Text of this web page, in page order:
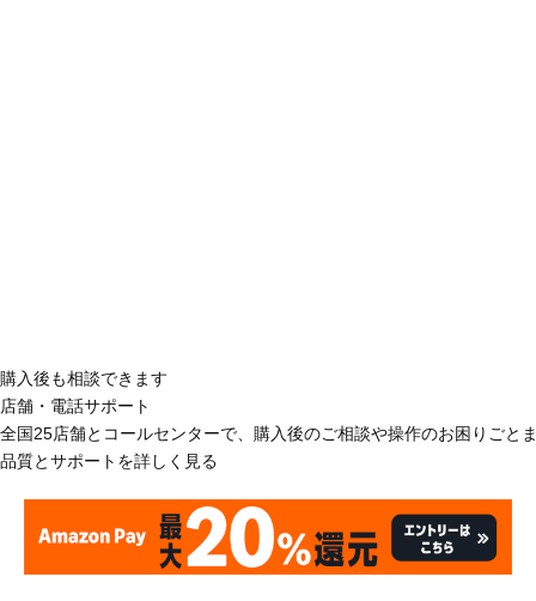
購入後も相談できます
店舗・電話サポート
全国25店舗とコールセンターで、購入後のご相談や操作のお困りごと
品質とサポートを詳しく見る